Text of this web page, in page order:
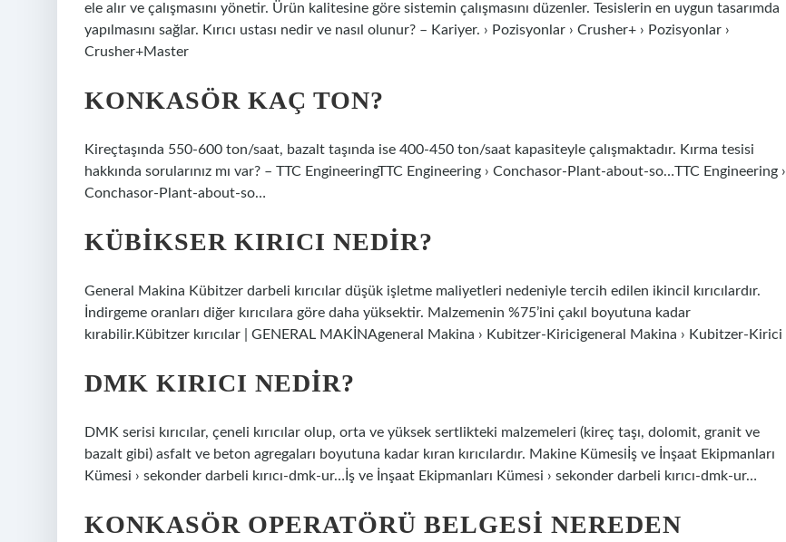
ele alır ve çalışmasını yönetir. Ürün kalitesine göre sistemin çalışmasını düzenler. Tesislerin en uygun tasarımda
yapılmasını sağlar. Kırıcı ustası nedir ve nasıl olunur? – Kariyer. › Pozisyonlar › Crusher+ › Pozisyonlar ›
Crusher+Master
KONKASÖR KAÇ TON?
Kireçtaşında 550-600 ton/saat, bazalt taşında ise 400-450 ton/saat kapasiteyle çalışmaktadır. Kırma tesisi
hakkında sorularınız mı var? – TTC EngineeringTTC Engineering › Conchasor-Plant-about-so…TTC Engineering ›
Conchasor-Plant-about-so…
KÜBIKSER KIRICI NEDIR?
General Makina Kübitzer darbeli kırıcılar düşük işletme maliyetleri nedeniyle tercih edilen ikincil kırıcılardır.
İndirgeme oranları diğer kırıcılara göre daha yüksektir. Malzemenin %75’ini çakıl boyutuna kadar
kırabilir.Kübitzer kırıcılar | GENERAL MAKİNAgeneral Makina › Kubitzer-Kiricigeneral Makina › Kubitzer-Kirici
DMK KIRICI NEDIR?
DMK serisi kırıcılar, çeneli kırıcılar olup, orta ve yüksek sertlikteki malzemeleri (kireç taşı, dolomit, granit ve
bazalt gibi) asfalt ve beton agregaları boyutuna kadar kıran kırıcılardır. Makine Kümesiİş ve İnşaat Ekipmanları
Kümesi › sekonder darbeli kırıcı-dmk-ur…İş ve İnşaat Ekipmanları Kümesi › sekonder darbeli kırıcı-dmk-ur…
KONKASÖR OPERATÖRÜ BELGESI NEREDEN